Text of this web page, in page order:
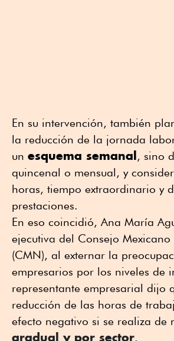
En su intervención, también
la reducción de la jornada
un esquema semanal , sino
quincenal o mensual, y
horas, tiempo extraordinario y
prestaciones.
En eso coincidió, Ana María
ejecutiva del Consejo
(CMN), al externar la
empresarios por los niveles de
representante empresarial dijo
reducción de las horas de
efecto negativo si se realiza de
gradual y por sector.